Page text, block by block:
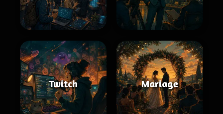
Twitch Mariage